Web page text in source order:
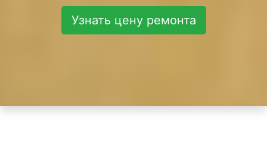
Узнать цену ремонта